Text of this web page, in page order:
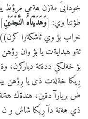
خودايىَ مةزن هةمي مرؤظ
طؤتنا وي: [وَهَدَيْنَاهُ النَّجْدَيْنِ]
خراب بؤ وي ئاشكةرا
ئةو هيدايةت يا بؤ وان
بؤ خةلكي ددةتة دياركرن،
رِيَكا خةلةت ذى يا رِؤهن
ض بريارآ دةين، هندةك
ذي هةنة دآ رِيَكا شاش و ن